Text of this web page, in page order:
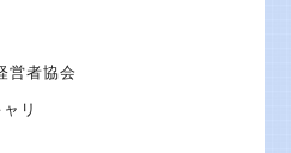
営者協会
リ